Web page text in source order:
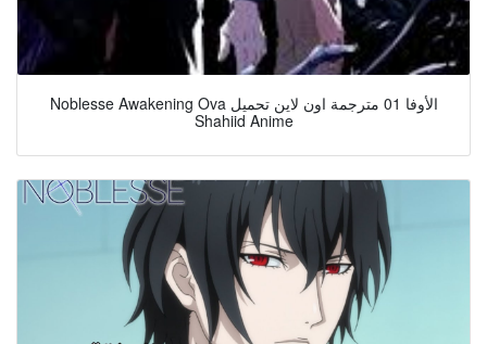
Noblesse Awakening Ova الأوفا 01 مترجمة اون لاين تحميل
Shahiid Anime